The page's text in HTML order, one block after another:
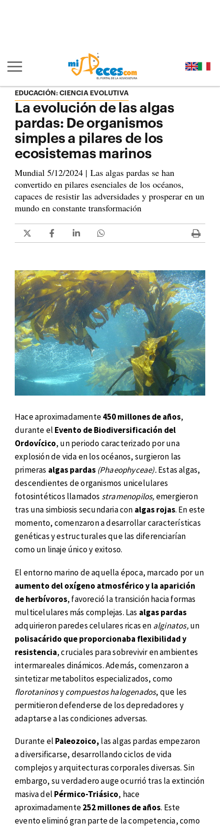
Mostrar/ocultar navegación principal
EDUCACIÓN: CIENCIA EVOLUTIVA
La evolución de las algas
pardas: De organismos
simples a pilares de los
ecosistemas marinos
Mundial 5/12/2024 | Las algas pardas se han
convertido en pilares esenciales de los océanos,
capaces de resistir las adversidades y prosperar en un
mundo en constante transformación
Hace aproximadamente450 millones de años,
durante el Evento de Biodiversificación del
Ordovícico, un periodo caracterizado por una
explosión de vida en los océanos, surgieron las
primeras algas pardas (Phaeophyceae).Estas algas,
descendientes de organismos unicelulares
fotosintéticos llamados stramenopilos,emergieron
tras una simbiosis secundaria con algas rojas. En este
momento, comenzaron a desarrollar características
genéticas y estructurales que las diferenciarían
como un linaje único y exitoso.
El entorno marino de aquella época, marcado por un
aumento del oxígeno atmosférico y la aparición
de herbívoros, favoreció la transición hacia formas
multicelulares más complejas. Las algas pardas
adquirieron paredes celulares ricas en alginatos,un
polisacárido que proporcionaba flexibilidad y
resistencia, cruciales para sobrevivir en ambientes
intermareales dinámicos. Además, comenzaron a
sintetizar metabolitos especializados, como
florotaninosycompuestos halogenados, que les
permitieron defenderse de los depredadores y
adaptarse a las condiciones adversas.
Durante el Paleozoico, las algas pardas empezaron
a diversificarse, desarrollando ciclos de vida
complejos y arquitecturas corporales diversas. Sin
embargo, su verdadero auge ocurrió tras la extinción
masiva del Pérmico-Triásico, hace
aproximadamente252 millones de años. Este
evento eliminó gran parte de la competencia, como